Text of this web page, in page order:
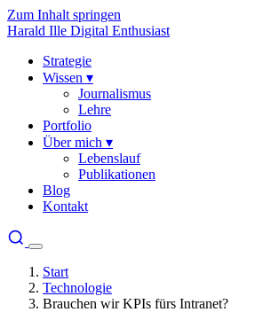
Zum Inhalt springen
Harald Ille Digital Enthusiast
Strategie
Wissen ▾
Journalismus
Lehre
Portfolio
Über mich ▾
Lebenslauf
Publikationen
Blog
Kontakt
Start
Technologie
Brauchen wir KPIs fürs Intranet?